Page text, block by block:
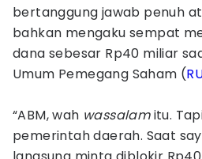
bertanggung jawab penuh
bahkan mengaku sempat
dana sebesar Rp40 miliar
Umum Pemegang Saham (
“ABM, wah wassalamitu.
pemerintah daerah. Saat